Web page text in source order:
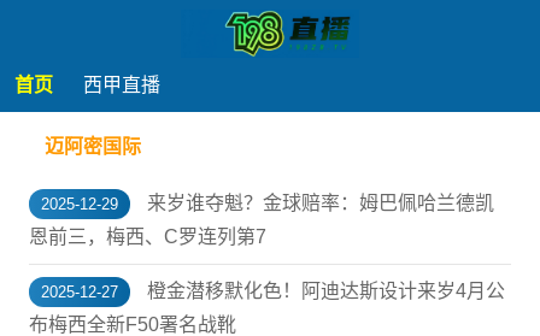
首页 西甲直播
迈阿密国际
2025-12-29
来岁谁夺魁？金球赔率：姆巴佩哈兰德凯
恩前三，梅西、C罗连列第7
2025-12-27
橙金潜移默化色！阿迪达斯设计来岁4月公
布梅西全新F50署名战靴